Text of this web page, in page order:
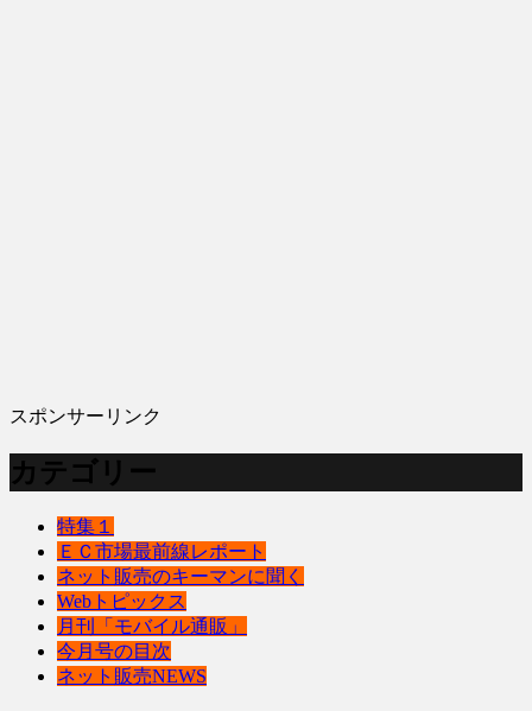
スポンサーリンク
カテゴリー
特集１
ＥＣ市場最前線レポート
ネット販売のキーマンに聞く
Webトピックス
月刊「モバイル通販」
今月号の目次
ネット販売NEWS